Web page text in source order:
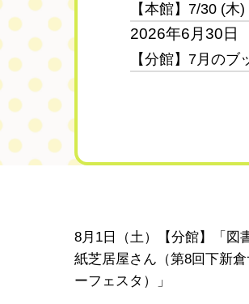
【本館】7/30 (木
2026年6月30日
【分館】7月のブ
8月1日（土）【分館】「図
紙芝居屋さん（第8回下新倉
ーフェスタ）」